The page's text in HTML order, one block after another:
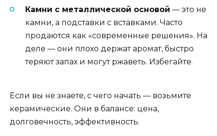
Камни с металлической основой — это не
камни, а подставки с вставками. Часто
продаются как «современные решения». На
деле — они плохо держат аромат, быстро
теряют запах и могут ржаветь. Избегайте.
Если вы не знаете, с чего начать — возьмите
керамические. Они в балансе: цена,
долговечность, эффективность.